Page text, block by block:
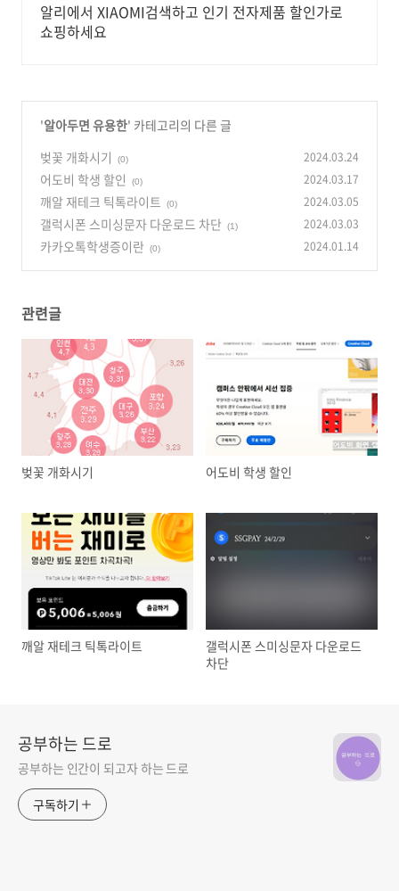
알리에서 XIAOMI검색하고 인기 전자제품 할인가로
쇼핑하세요
'알아두면 유용한' 카테고리의 다른 글
벚꽃 개화시기
(0) 2024.03.24
어도비 학생 할인 (0) 2024.03.17
깨알 재테크 틱톡라이트 (0) 2024.03.05
갤럭시폰 스미싱문자 다운로드 차단 (1) 2024.03.03
카카오톡학생증이란 (0) 2024.01.14
관련글
벚꽃 개화시기 어도비 학생 할인
깨알 재테크 틱톡라이트
갤럭시폰 스미싱문자 다운로드
차단
공부하는 드로
공부하는 인간이 되고자 하는 드로
구독하기